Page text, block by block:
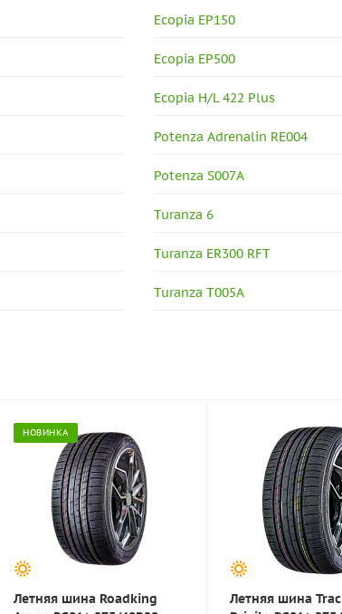
Ecopia EP150
Ecopia EP500
Ecopia H/L 422 Plus
Potenza Adrenalin RE004
Potenza S007A
Turanza 6
Turanza ER300 RFT
Turanza T005A
НОВИНКА
Летняя шина Roadking
Летняя шина